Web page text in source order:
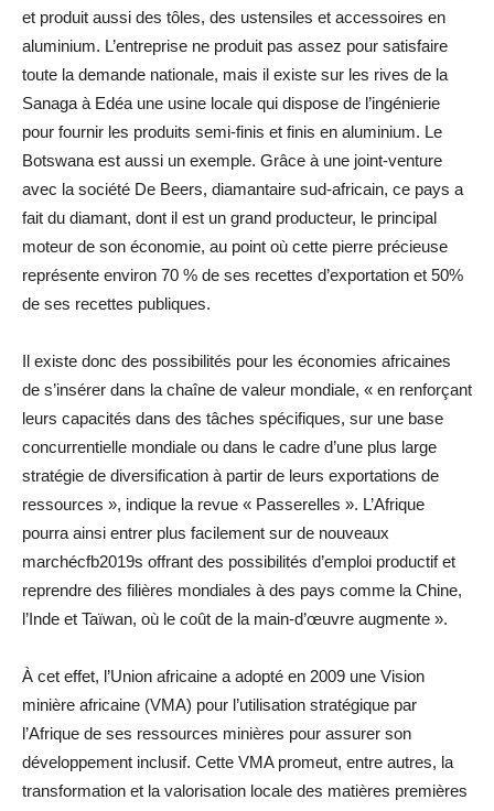
et produit aussi des tôles, des ustensiles et accessoires en
aluminium. L’entreprise ne produit pas assez pour satisfaire
toute la demande nationale, mais il existe sur les rives de la
Sanaga à Edéa une usine locale qui dispose de l’ingénierie
pour fournir les produits semi-finis et finis en aluminium. Le
Botswana est aussi un exemple. Grâce à une joint-venture
avec la société De Beers, diamantaire sud-africain, ce pays a
fait du diamant, dont il est un grand producteur, le principal
moteur de son économie, au point où cette pierre précieuse
représente environ 70 % de ses recettes d’exportation et 50%
de ses recettes publiques.
Il existe donc des possibilités pour les économies africaines
de s’insérer dans la chaîne de valeur mondiale, « en renforçant
leurs capacités dans des tâches spécifiques, sur une base
concurrentielle mondiale ou dans le cadre d’une plus large
stratégie de diversification à partir de leurs exportations de
ressources », indique la revue « Passerelles ». L’Afrique
pourra ainsi entrer plus facilement sur de nouveaux
marchécfb2019s offrant des possibilités d’emploi productif et
reprendre des filières mondiales à des pays comme la Chine,
l’Inde et Taïwan, où le coût de la main-d’œuvre augmente ».
À cet effet, l’Union africaine a adopté en 2009 une Vision
minière africaine (VMA) pour l’utilisation stratégique par
l’Afrique de ses ressources minières pour assurer son
développement inclusif. Cette VMA promeut, entre autres, la
transformation et la valorisation locale des matières premières